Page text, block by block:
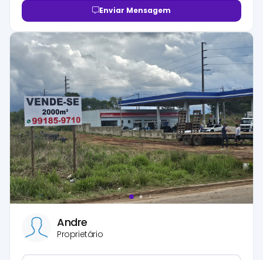
Enviar Mensagem
Andre
Proprietário